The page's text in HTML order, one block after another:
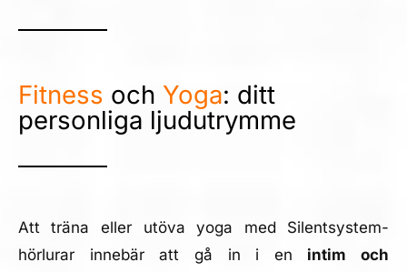
Fitness och Yoga: ditt
personliga ljudutrymme
Att träna eller utöva yoga med Silentsystem-
hörlurar innebär att gå in i en intim och